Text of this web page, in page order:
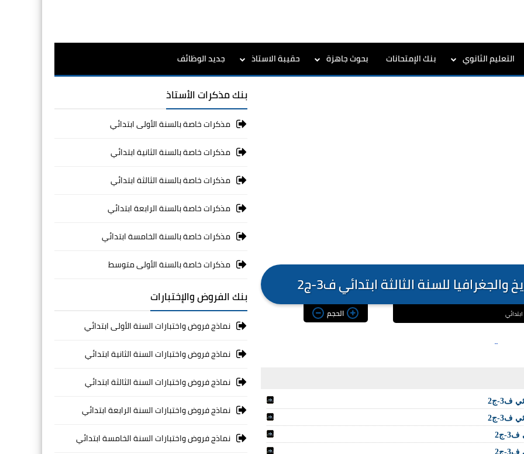
التعليم الثانوي بنك الإمتحانات بحوث جاهزة حقيبة الاستاذ جديد الوظائف
الحجم
بنك مذكرات الأستاذ
مذكرات خاصة بالسنة الأولى ابتدائي
مذكرات خاصة بالسنة الثانية ابتدائي
مذكرات خاصة بالسنة الثالثة ابتدائي
مذكرات خاصة بالسنة الرابعة ابتدائي
مذكرات خاصة بالسنة الخامسة ابتدائي
مذكرات خاصة بالسنة الأولى متوسط
بنك الفروض والإختبارات
نماذج فروض واختبارات السنة الأولى ابتدائي
نماذج فروض واختبارات السنة الثانية ابتدائي
نماذج فروض واختبارات السنة الثالثة ابتدائي
نماذج فروض واختبارات السنة الرابعة ابتدائي
نماذج فروض واختبارات السنة الخامسة ابتدائي